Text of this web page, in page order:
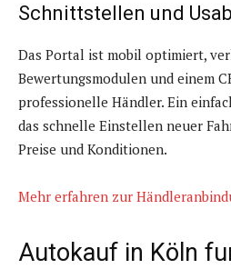
Schnittstellen und
Das Portal ist mobil optimiert,
Bewertungsmodulen und einem
professionelle Händler. Ein
das schnelle Einstellen neuer
Preise und Konditionen.
Mehr erfahren zur
Autokauf in Köln